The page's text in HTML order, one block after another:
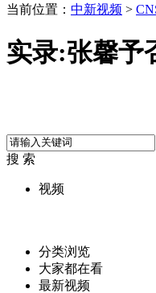
当前位置： 中新视频 >
实录:张馨予
搜 索
视频
分类浏览
大家都在看
最新视频